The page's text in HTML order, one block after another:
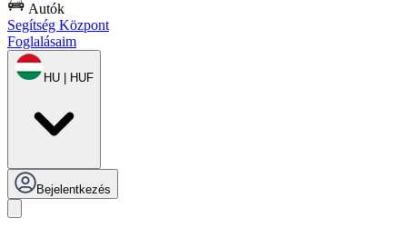
Autók
Segítség Központ
Foglalásaim
HU | HUF
Bejelentkezés